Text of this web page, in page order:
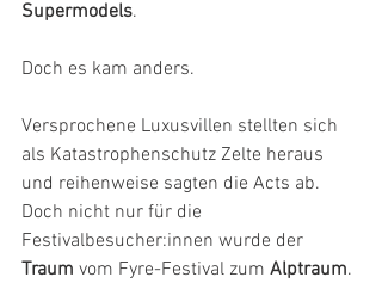
Supermodels.
Doch es kam anders.
Versprochene Luxusvillen stellten sich
als Katastrophenschutz Zelte heraus
und reihenweise sagten die Acts ab.
Doch nicht nur für die
Festivalbesucher:innen wurde der
Traum vom Fyre-Festival zum Alptraum.